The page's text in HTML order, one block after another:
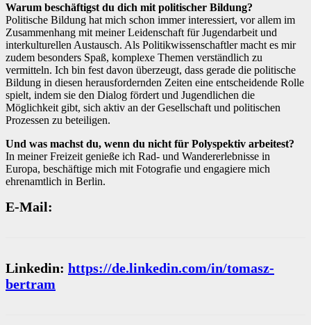
Warum beschäftigst du dich mit politischer Bildung?
Politische Bildung hat mich schon immer interessiert, vor allem im
Zusammenhang mit meiner Leidenschaft für Jugendarbeit und
interkulturellen Austausch. Als Politikwissenschaftler macht es mir
zudem besonders Spaß, komplexe Themen verständlich zu
vermitteln. Ich bin fest davon überzeugt, dass gerade die politische
Bildung in diesen herausfordernden Zeiten eine entscheidende Rolle
spielt, indem sie den Dialog fördert und Jugendlichen die
Möglichkeit gibt, sich aktiv an der Gesellschaft und politischen
Prozessen zu beteiligen.
Und was machst du, wenn du nicht für Polyspektiv arbeitest?
In meiner Freizeit genieße ich Rad- und Wandererlebnisse in
Europa, beschäftige mich mit Fotografie und engagiere mich
ehrenamtlich in Berlin.
E-Mail:
Linkedin: https://de.linkedin.com/in/tomasz-
bertram